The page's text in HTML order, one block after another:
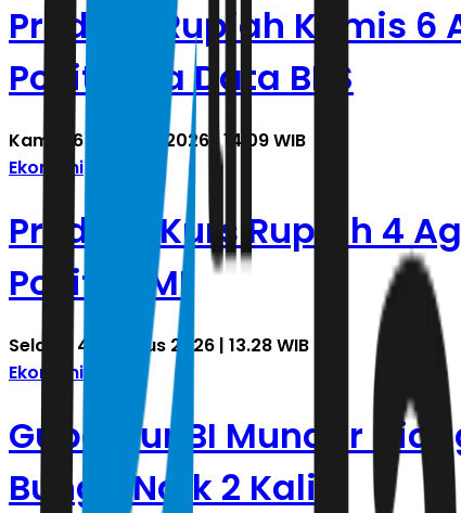
Prediksi Rupiah Kamis
Positifnya Data BPS
Kamis, 6 Agustus 2026 | 14.09 WIB
Ekonomi
Prediksi Kurs Rupiah 4
Positif PMI
Selasa, 4 Agustus 2026 | 13.28 WIB
Ekonomi
Gubernur BI Mundur
Bunga Naik 2 Kali